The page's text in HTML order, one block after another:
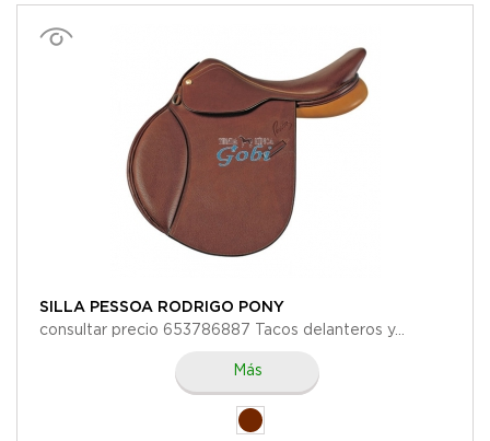
SILLA PESSOA RODRIGO PONY
consultar precio 653786887 Tacos delanteros y...
Más